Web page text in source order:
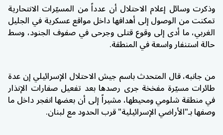
وذكرت وسائل إعلام الاحتلال أن عدداً من المسيّرات الانتحارية
تمكنت من الوصول إلى أهدافها داخل مواقع عسكرية في الجليل
الغربي، ما أدى إلى وقوع قتلى وجرحى في صفوف الجنود، وسط
حالة استنفار واسعة في المنطقة.
من جانبه، قال المتحدث باسم جيش الاحتلال الإسرائيلي إن عدة
طائرات مسيّرة مفخخة جرى رصدها بعد تفعيل صفارات الإنذار
في منطقة شلومي ومحيطها، مشيراً إلى أن بعضها انفجر داخل ما
وصفها بـ"الأراضي الإسرائيلية" قرب الحدود مع لبنان.